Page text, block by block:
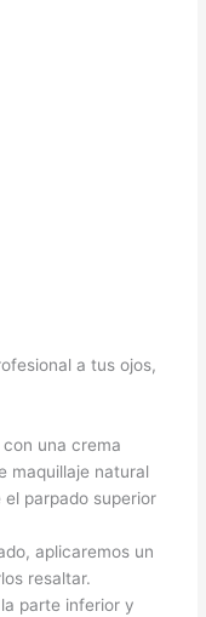
a tus ojos,
una crema
maquillaje natural
parpado superior
aplicaremos un
resaltar.
parte inferior y